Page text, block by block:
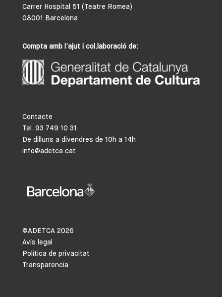
Carrer Hospital 51 (Teatre Romea)
08001 Barcelona
Compta amb l’ajut i col.laboració de:
Contacte
Tel. 93 749 10 31
De dilluns a divendres de 10h a 14h
info@adetca.cat
©ADETCA 2026
Avís legal
Política de privacitat
Transparència